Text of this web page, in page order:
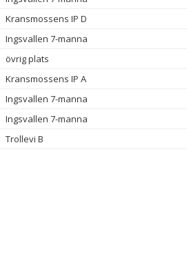
Kransmossens IP D
Ingsvallen 7-manna
övrig plats
Kransmossens IP A
Ingsvallen 7-manna
Ingsvallen 7-manna
Trollevi B